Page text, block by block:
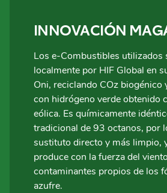
INNOVACIÓN
Los e-Combustibles utilizados
localmente por HIF Global en
Oni, reciclando COz biogénico
con hidrógeno verde obtenido
eólica. Es químicamente
tradicional de 93 octanos, por
sustituto directo y más limpio,
produce con la fuerza del
contaminantes propios de los
azufre.